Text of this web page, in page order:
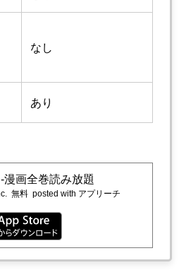
なし
あり
漫画全巻読み放題
無料 posted with アプリーチ